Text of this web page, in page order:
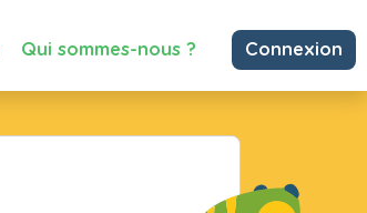
Qui sommes-nous ? Connexion